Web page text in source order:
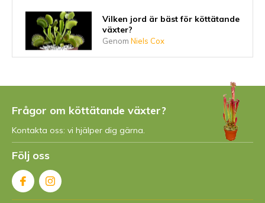
Vilken jord är bäst för köttätande
växter?
Genom Niels Cox
köttätande växter på ett hållbart
GenomNiels
Frågor om köttätande växter?
Kontakta oss: vi hjälper dig gärna.
Följ oss